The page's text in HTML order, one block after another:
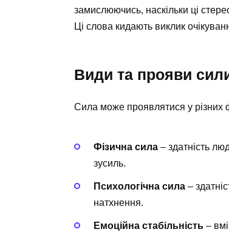
замислюючись, наскільки ці
Ці слова кидають виклик
Види та прояви
Сила може проявлятися у різних
Фізична сила – здатність
зусиль.
Психологічна сила –
натхнення.
Емоційна стабільність –